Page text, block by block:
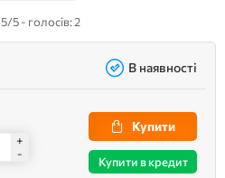
5/5 - голосів: 2
В наявності
+
-
Купити
Купити в кредит